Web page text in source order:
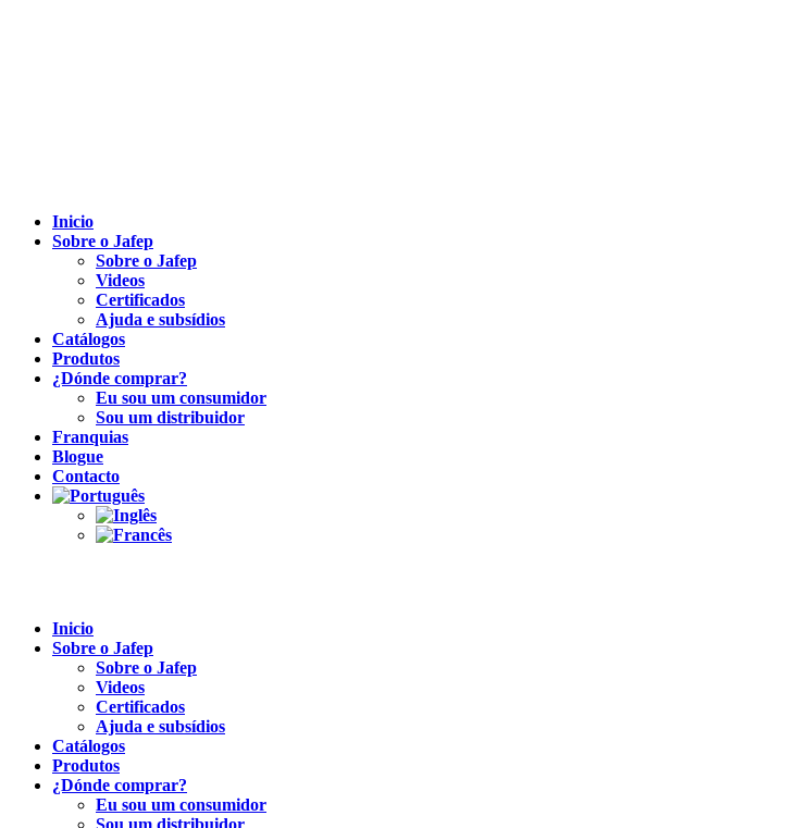
Inicio
Sobre o Jafep
Sobre o Jafep
Videos
Certificados
Ajuda e subsídios
Catálogos
Produtos
¿Dónde comprar?
Eu sou um consumidor
Sou um distribuidor
Franquias
Blogue
Contacto
Inicio
Sobre o Jafep
Sobre o Jafep
Videos
Certificados
Ajuda e subsídios
Catálogos
Produtos
¿Dónde comprar?
Eu sou um consumidor
Sou um distribuidor